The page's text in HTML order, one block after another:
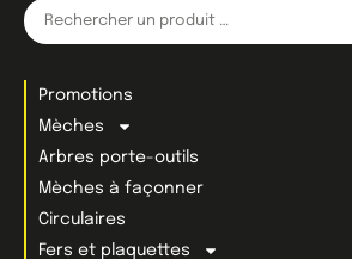
Promotions
Mèches
Arbres porte-outils
Mèches à façonner
Circulaires
Fers et plaquettes